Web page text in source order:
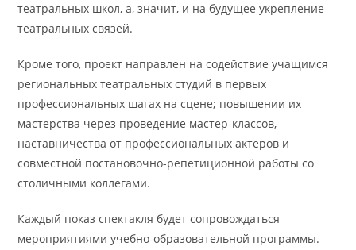
театральных школ, а, значит, и на будущее укрепление
театральных связей.
Кроме того, проект направлен на содействие учащимся
региональных театральных студий в первых
профессиональных шагах на сцене; повышении их
мастерства через проведение мастер-классов,
наставничества от профессиональных актёров и
совместной постановочно-репетиционной работы со
столичными коллегами.
Каждый показ спектакля будет сопровождаться
мероприятиями учебно-образовательной программы.